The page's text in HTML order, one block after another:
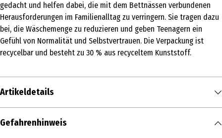
gedacht und helfen dabei, die mit dem Bettnässen verbundenen
Herausforderungen im Familienalltag zu verringern. Sie tragen dazu
bei, die Wäschemenge zu reduzieren und geben Teenagern ein
Gefühl von Normalität und Selbstvertrauen. Die Verpackung ist
recycelbar und besteht zu 30 % aus recyceltem Kunststoff.
Artikeldetails
Inhalt
Gefahrenhinweis